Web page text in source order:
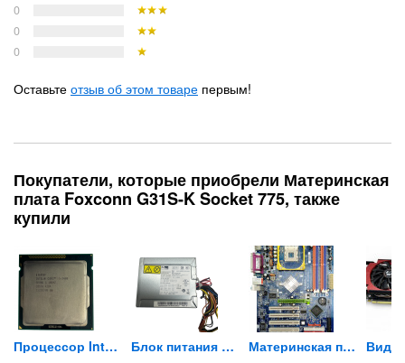
0
0
0
Оставьте отзыв об этом товаре первым!
Покупатели, которые приобрели Материнская
плата Foxconn G31S-K Socket 775, также
купили
Процессор Intel Core... Блок питания ACBEL PC8061... Материнская плата Gigabyte...